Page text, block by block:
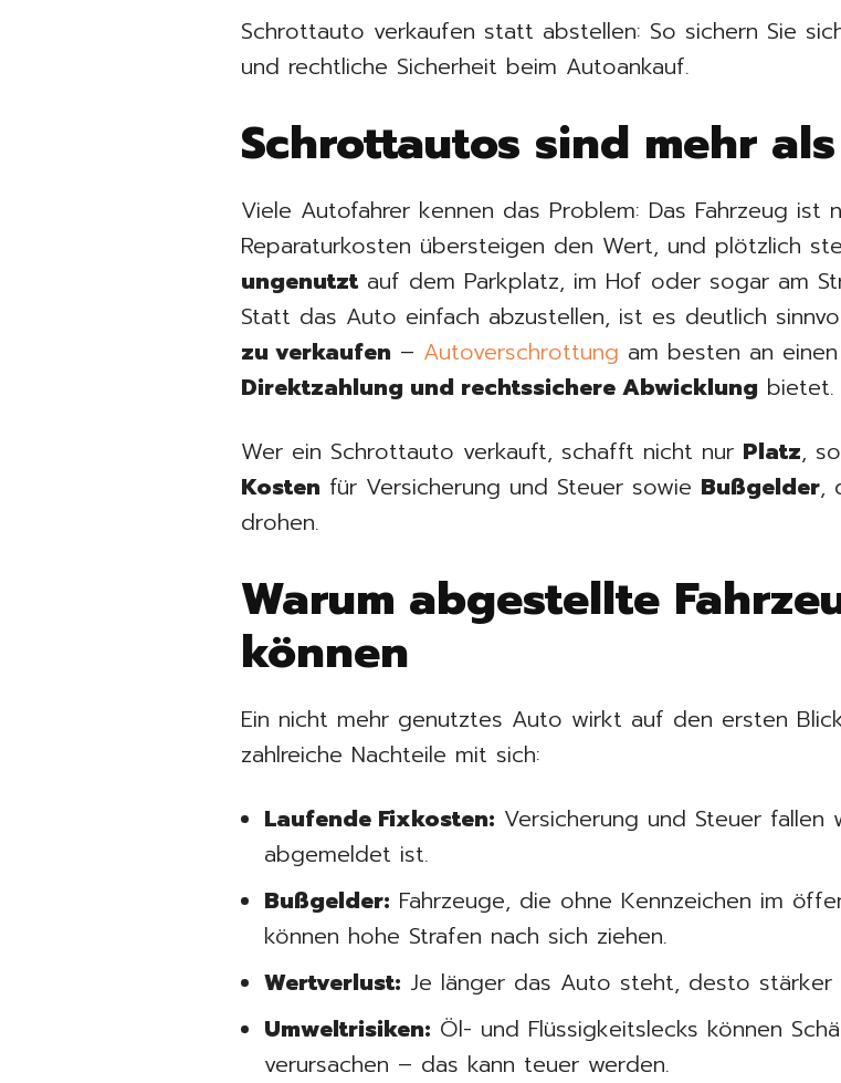
Schrottauto verkaufen statt abstellen: So sichern Sie
und rechtliche Sicherheit beim Autoankauf.
Schrottautos sind mehr
Viele Autofahrer kennen das Problem: Das Fahrzeug ist
Reparaturkosten übersteigen den Wert, und plötzlich
ungenutzt auf dem Parkplatz, im Hof oder sogar am
Statt das Auto einfach abzustellen, ist es deutlich
zu verkaufen – Autoverschrottung am besten an
Direktzahlung und rechtssichere Abwicklung bietet.
Wer ein Schrottauto verkauft, schafft nicht nur Platz,
Kosten für Versicherung und Steuer sowie Bußgelder,
drohen.
Warum abgestellte
können
Ein nicht mehr genutztes Auto wirkt auf den ersten
zahlreiche Nachteile mit sich:
Laufende Fixkosten: Versicherung und Steuer
abgemeldet ist.
Bußgelder: Fahrzeuge, die ohne Kennzeichen im
können hohe Strafen nach sich ziehen.
Wertverlust: Je länger das Auto steht, desto stärker
Umweltrisiken: Öl- und Flüssigkeitslecks können
verursachen – das kann teuer werden.